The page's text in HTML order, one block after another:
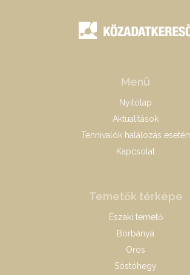
Menü
Nyitólap
Aktualitások
Tennivalók halálozás esetén
Kapcsolat
Temetők térképe
Északi temető
Borbánya
Oros
Sóstóhegy